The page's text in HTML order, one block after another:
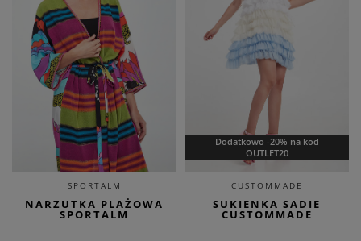
SPORTALM
NARZUTKA PLAŻOWA
SPORTALM
Dodatkowo -20% na kod
OUTLET20
CUSTOMMADE
SUKIENKA SADIE
CUSTOMMADE